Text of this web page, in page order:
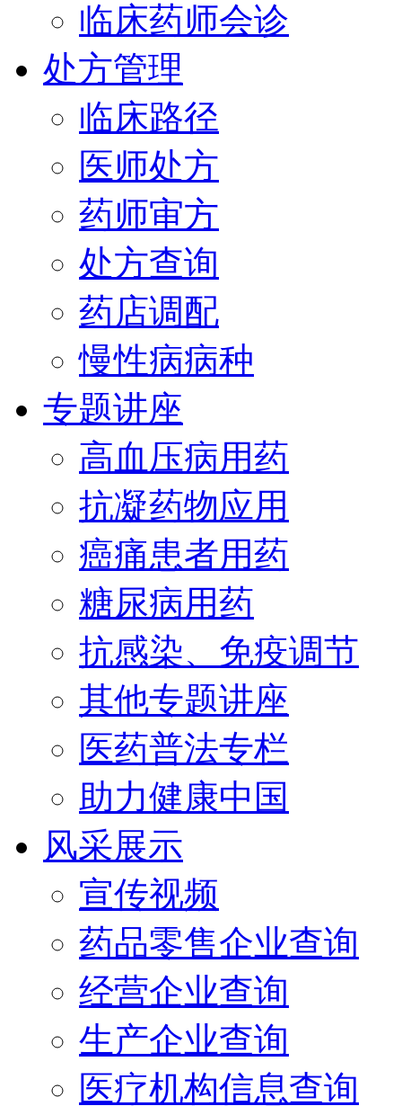
临床药师会诊
处方管理
临床路径
医师处方
药师审方
处方查询
药店调配
慢性病病种
专题讲座
高血压病用药
抗凝药物应用
癌痛患者用药
糖尿病用药
抗感染、免疫调节
其他专题讲座
医药普法专栏
助力健康中国
风采展示
宣传视频
药品零售企业查询
经营企业查询
生产企业查询
医疗机构信息查询